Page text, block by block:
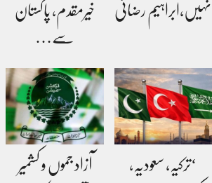
نہیں،ابراہیم رضائی
خیرمقدم، پاکستان
سے…
‘ترکیہ، سعودیہ،
آزاد جموں و کشمیر